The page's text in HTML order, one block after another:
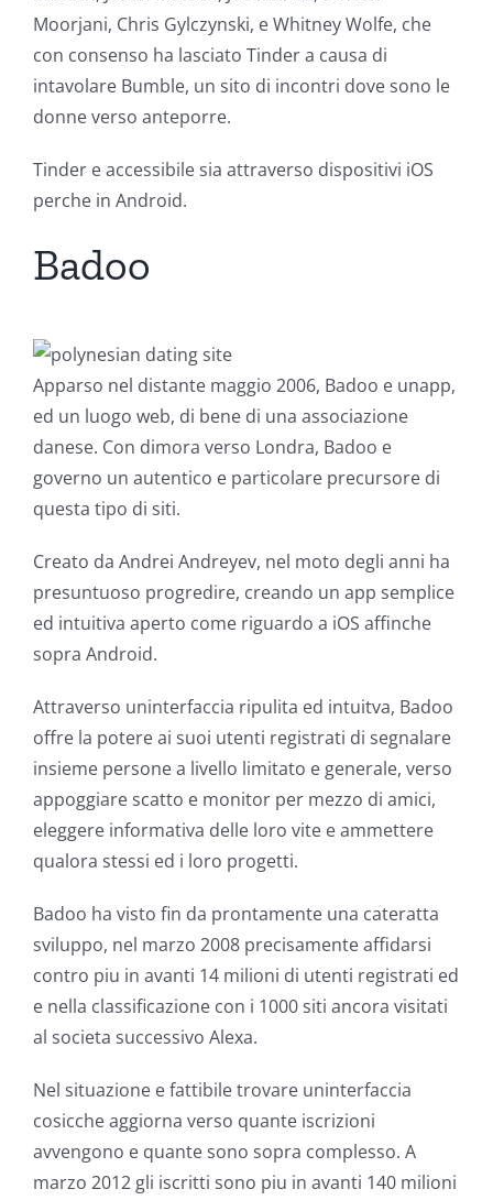
Moorjani, Chris Gylczynski, e Whitney Wolfe, che
con consenso ha lasciato Tinder a causa di
intavolare Bumble, un sito di incontri dove sono le
donne verso anteporre.
Tinder e accessibile sia attraverso dispositivi iOS
perche in Android.
Badoo
Apparso nel distante maggio 2006, Badoo e unapp,
ed un luogo web, di bene di una associazione
danese. Con dimora verso Londra, Badoo e
governo un autentico e particolare precursore di
questa tipo di siti.
Creato da Andrei Andreyev, nel moto degli anni ha
presuntuoso progredire, creando un app semplice
ed intuitiva aperto come riguardo a iOS affinche
sopra Android.
Attraverso uninterfaccia ripulita ed intuitva, Badoo
offre la potere ai suoi utenti registrati di segnalare
insieme persone a livello limitato e generale, verso
appoggiare scatto e monitor per mezzo di amici,
eleggere informativa delle loro vite e ammettere
qualora stessi ed i loro progetti.
Badoo ha visto fin da prontamente una cateratta
sviluppo, nel marzo 2008 precisamente affidarsi
contro piu in avanti 14 milioni di utenti registrati ed
e nella classificazione con i 1000 siti ancora visitati
al societa successivo Alexa.
Nel situazione e fattibile trovare uninterfaccia
cosicche aggiorna verso quante iscrizioni
avvengono e quante sono sopra complesso. A
marzo 2012 gli iscritti sono piu in avanti 140 milioni